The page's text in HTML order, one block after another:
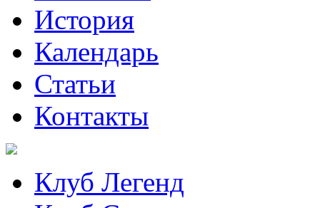
История
Календарь
Статьи
Контакты
Клуб Легенд